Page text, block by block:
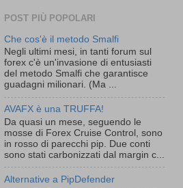
POST PIÙ POPOLARI
Che cos'è il metodo Smalfi
Negli ultimi mesi, in tanti forum sul
forex c'è un'invasione di entusiasti
del metodo Smalfi che garantisce
guadagni milionari. (Ma ...
AVAFX è una TRUFFA!
Da quasi un mese, seguendo le
mosse di Forex Cruise Control, sono
in rosso di parecchi pip. Due conti
sono stati carbonizzati dal margin c...
Alternative a PipDefender